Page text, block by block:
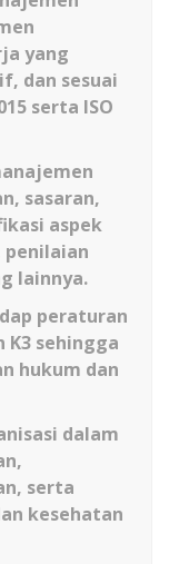
yang
dan sesuai
serta ISO
sasaran,
aspek
lainnya.
peraturan
sehingga
hukum dan
dalam
serta
kesehatan